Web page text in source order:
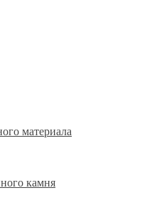
материала
камня